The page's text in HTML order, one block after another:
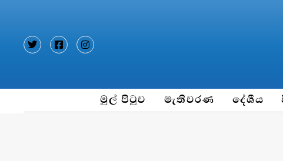
මුල් පිටුව මැතිවරණ දේශීය